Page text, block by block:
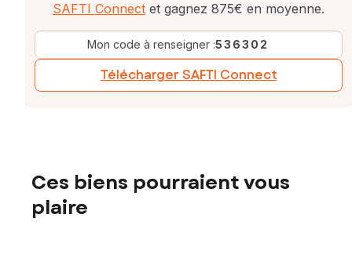
SAFTI Connect et gagnez 875€ en moyenne.
Mon code à renseigner :536302
Télécharger SAFTI Connect
Ces biens pourraient vous
plaire